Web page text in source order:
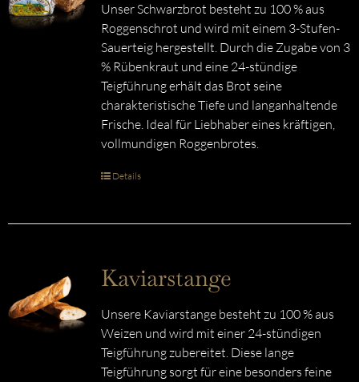
Unser Schwarzbrot besteht zu 100 % aus
Roggenschrot und wird mit einem 3-Stufen-
Sauerteig hergestellt. Durch die Zugabe von 3
% Rübenkraut und eine 24-stündige
Teigführung erhält das Brot seine
charakteristische Tiefe und langanhaltende
Frische. Ideal für Liebhaber eines kräftigen,
vollmundigen Roggenbrotes.
Details
Kaviarstange
Unsere Kaviarstange besteht zu 100 % aus
Weizen und wird mit einer 24-stündigen
Teigführung zubereitet. Diese lange
Teigführung sorgt für eine besonders feine